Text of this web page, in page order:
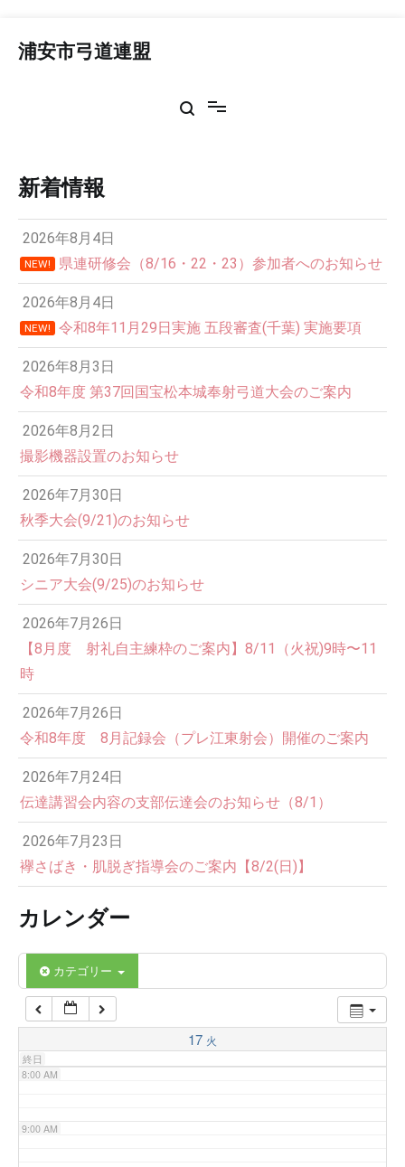
浦安市弓道連盟
新着情報
2026年8月4日
NEW! 県連研修会（8/16・22・23）参加者へのお知らせ
2026年8月4日
NEW! 令和8年11月29日実施 五段審査(千葉) 実施要項
2026年8月3日
令和8年度 第37回国宝松本城奉射弓道大会のご案内
2026年8月2日
撮影機器設置のお知らせ
2026年7月30日
秋季大会(9/21)のお知らせ
2026年7月30日
シニア大会(9/25)のお知らせ
2026年7月26日
【8月度 射礼自主練枠のご案内】8/11（火祝)9時〜11
時
2026年7月26日
令和8年度 8月記録会（プレ江東射会）開催のご案内
2026年7月24日
伝達講習会内容の支部伝達会のお知らせ（8/1）
2026年7月23日
襷さばき・肌脱ぎ指導会のご案内【8/2(日)】
カレンダー
カテゴリー
17 火
終日
12:00 AM
1:00 AM
2:00 AM
3:00 AM
4:00 AM
5:00 AM
6:00 AM
7:00 AM
8:00 AM
9:00 AM